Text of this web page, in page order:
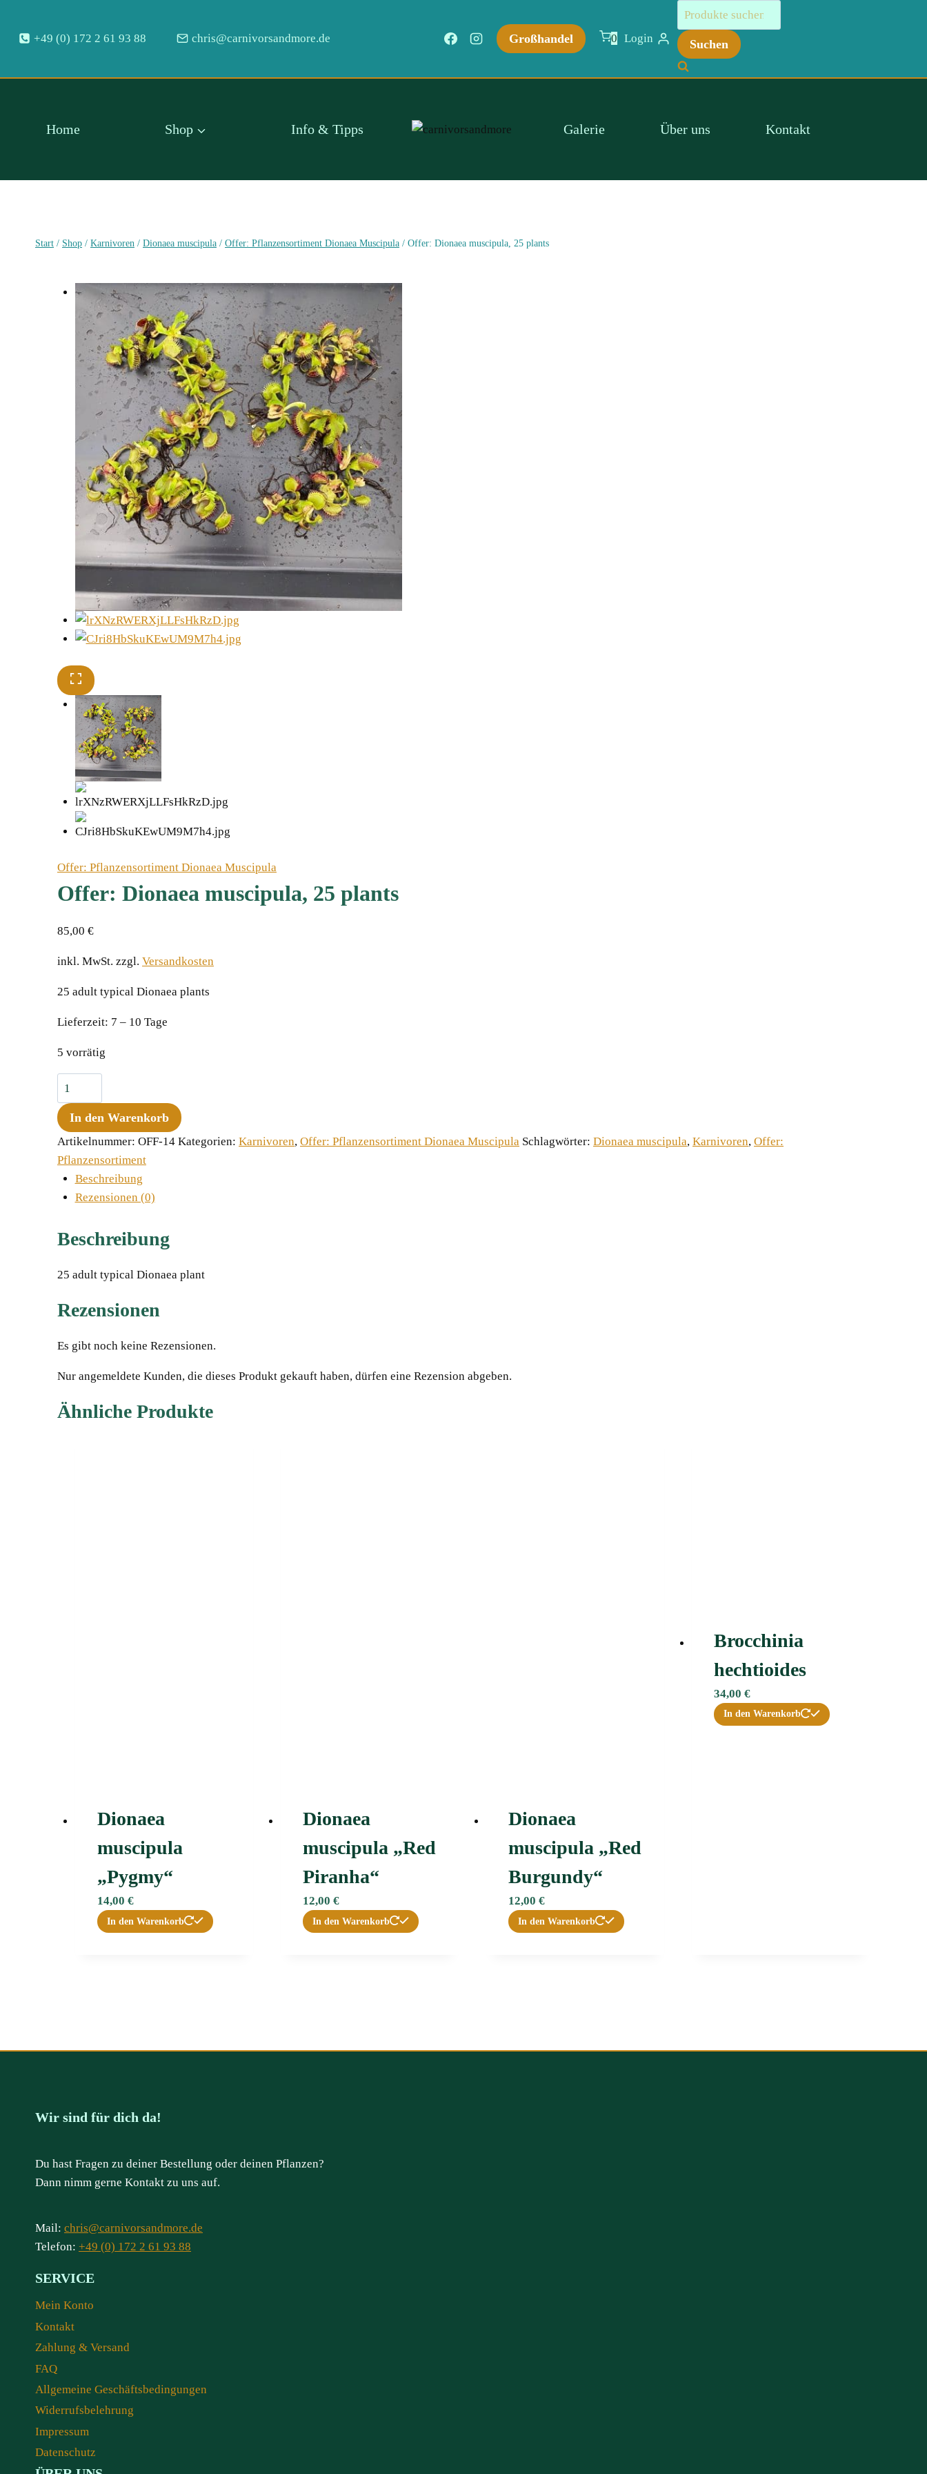
springen
+49 (0) 172 2 61 93 88 chris@carnivorsandmore.de Großhandel 0 Login
Suchen
nach:
Suchen
Home Shop Info & Tipps Galerie Über uns Kontakt
Start / Shop / Karnivoren / Dionaea muscipula / Offer: Pflanzensortiment Dionaea Muscipula / Offer: Dionaea muscipula, 25 plants
Offer: Pflanzensortiment Dionaea Muscipula
Offer: Dionaea muscipula, 25 plants
85,00 €
inkl. MwSt. zzgl. Versandkosten
25 adult typical Dionaea plants
Lieferzeit: 7 – 10 Tage
5 vorrätig
Offer:
Dionaea
muscipula,
25
plants
Menge
In den Warenkorb
Artikelnummer: OFF-14 Kategorien: Karnivoren, Offer: Pflanzensortiment Dionaea Muscipula Schlagwörter: Dionaea muscipula, Karnivoren, Offer:
Pflanzensortiment
Beschreibung
Rezensionen (0)
Beschreibung
25 adult typical Dionaea plant
Rezensionen
Es gibt noch keine Rezensionen.
Nur angemeldete Kunden, die dieses Produkt gekauft haben, dürfen eine Rezension abgeben.
Ähnliche Produkte
Dionaea
muscipula
„Pygmy“
14,00 €
In den Warenkorb
Dionaea
muscipula „Red
Piranha“
12,00 €
In den Warenkorb
Dionaea
muscipula „Red
Burgundy“
12,00 €
In den Warenkorb
Brocchinia
hechtioides
34,00 €
In den Warenkorb
Wir sind für dich da!
Du hast Fragen zu deiner Bestellung oder deinen Pflanzen?
Dann nimm gerne Kontakt zu uns auf.
Mail: chris@carnivorsandmore.de
Telefon: +49 (0) 172 2 61 93 88
SERVICE
Mein Konto
Kontakt
Zahlung & Versand
FAQ
Allgemeine Geschäftsbedingungen
Widerrufsbelehrung
Impressum
Datenschutz
muscipula,
25
plants